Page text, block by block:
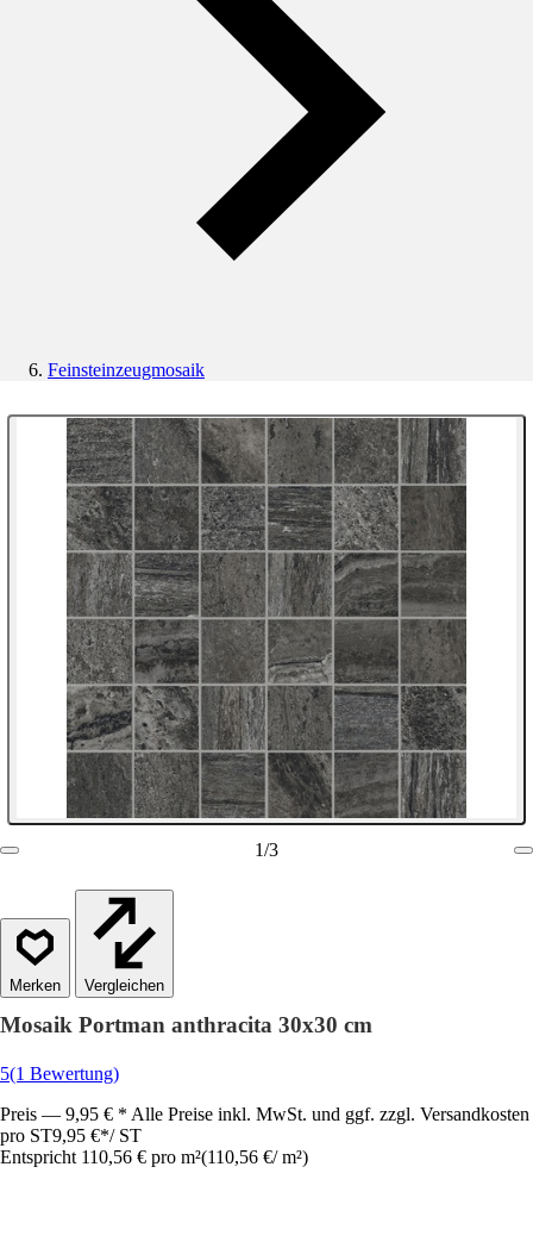
Feinsteinzeugmosaik
1/3
Vergleichen
Mosaik Portman anthracita 30x30 cm
5(1 Bewertung)
Preis — 9,95 € * Alle Preise inkl. MwSt. und ggf. zzgl. Versandkosten
pro ST9,95 €*/ ST
Entspricht 110,56 € pro m²(110,56 €/ m²)